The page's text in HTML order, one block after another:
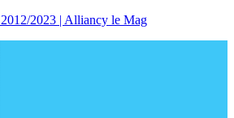
2023 | Alliancy le Mag